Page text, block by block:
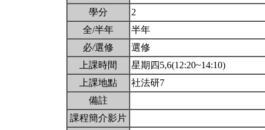
學分
2
全/半年
半年
必/選修
選修
上課時間
星期四5,6(12:20~14:10)
上課地點
社法研7
備註
課程簡介影片